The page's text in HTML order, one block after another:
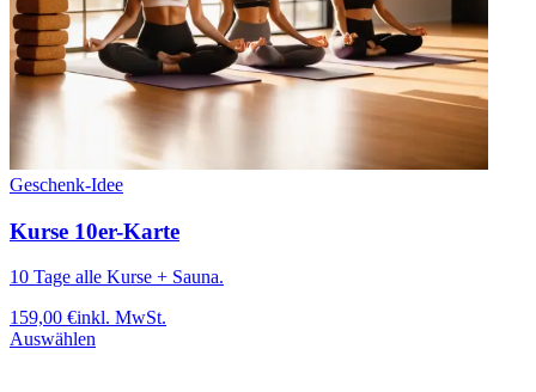
Geschenk-Idee
Kurse 10er-Karte
10 Tage alle Kurse + Sauna.
159,00 €inkl. MwSt.
Auswählen